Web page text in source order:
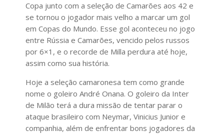
Copa junto com a seleção de Camarões aos 42 e
se tornou o jogador mais velho a marcar um gol
em Copas do Mundo. Esse gol aconteceu no jogo
entre Rússia e Camarões, vencido pelos russos
por 6×1, e o recorde de Milla perdura até hoje,
assim como sua história.
Hoje a seleção camaronesa tem como grande
nome o goleiro André Onana. O goleiro da Inter
de Milão terá a dura missão de tentar parar o
ataque brasileiro com Neymar, Vinicius Junior e
companhia, além de enfrentar bons jogadores da